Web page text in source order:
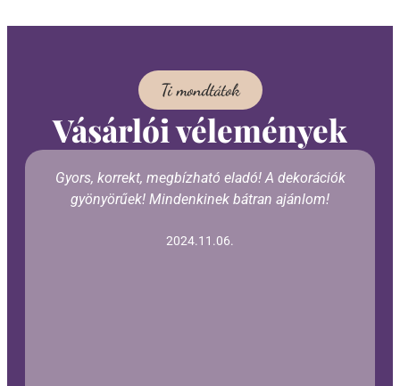
Ti mondtátok
Vásárlói vélemények
Gyors, korrekt, megbízható eladó! A dekorációk
gyönyörűek! Mindenkinek bátran ajánlom!
2024.11.06.